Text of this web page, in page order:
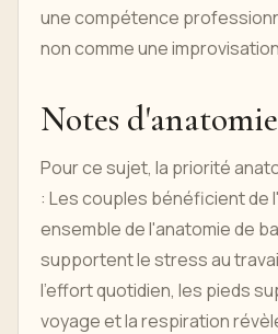
une compétence
non comme une
Notes
Pour ce sujet, la priorité
: Les couples bénéficient de
ensemble de l'anatomie de
supportent le stress au
l'effort quotidien, les pieds
voyage et la respiration